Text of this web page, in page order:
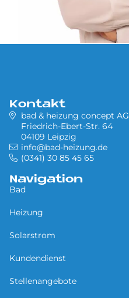
Kontakt
bad & heizung concept AG
Friedrich-Ebert-Str. 64
04109 Leipzig
info@bad-heizung.de
(0341) 30 85 45 65
Navigation
Bad
Heizung
Solarstrom
Kundendienst
Stellenangebote